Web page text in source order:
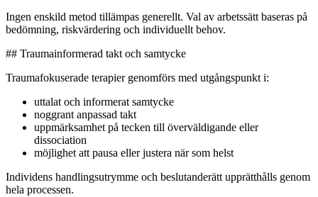
Ingen enskild metod tillämpas generellt. Val av arbetssätt baseras på
bedömning, riskvärdering och individuellt behov.
## Traumainformerad takt och samtycke
Traumafokuserade terapier genomförs med utgångspunkt i:
uttalat och informerat samtycke
noggrant anpassad takt
uppmärksamhet på tecken till överväldigande eller
dissociation
möjlighet att pausa eller justera när som helst
Individens handlingsutrymme och beslutanderätt upprätthålls genom
hela processen.